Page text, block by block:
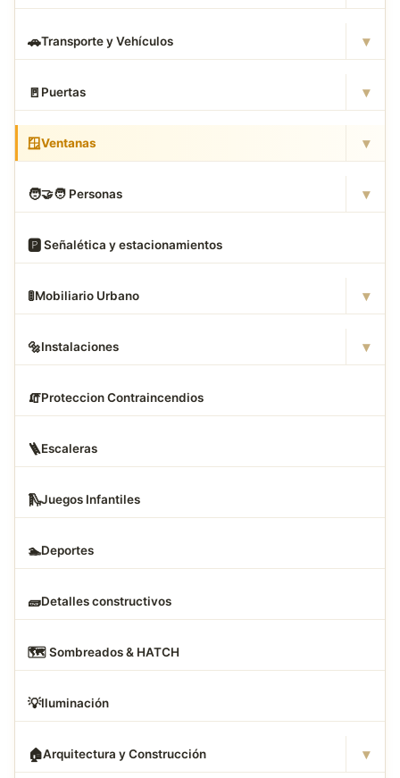
🚗Transporte y Vehículos ▾
🚪 Puertas ▾
🪟Ventanas ▾
🧑‍🤝‍🧑 Personas ▾
🅿️ Señalética y estacionamientos
🚦Mobiliario Urbano ▾
🔩Instalaciones ▾
🧯Proteccion Contraincendios
🪜Escaleras
🛝Juegos Infantiles
🏊Deportes
🧱Detalles constructivos
🗺️ Sombreados & HATCH
💡Iluminación
🏠Arquitectura y Construcción ▾